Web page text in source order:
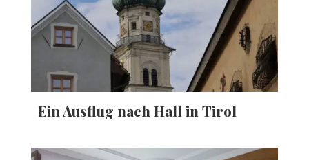
Ein Ausflug nach Hall in Tirol